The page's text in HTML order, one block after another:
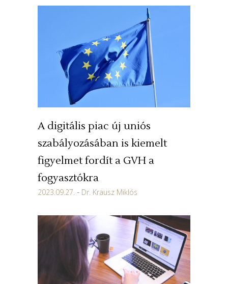
A digitális piac új uniós
szabályozásában is kiemelt
figyelmet fordít a GVH a
fogyasztókra
2023.09.27. Dr. Krausz Miklós